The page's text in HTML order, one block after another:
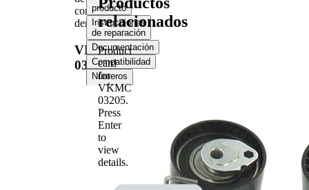
correas
dentadas
VKMA
03205
producto
Instrucciones
de reparación
Documentación
Compatibilidad
Números
de
equipo
original
(OE)
Información del producto
Propiedad
Valor
Número de
relacionados
Product
card
for
VKMC
03205.
Press
Enter
to
view
details.